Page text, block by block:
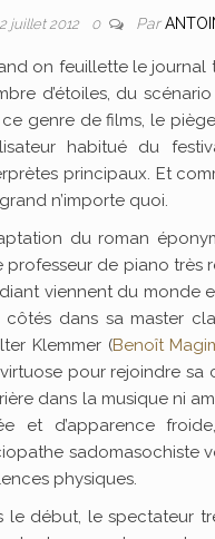
juillet 2012 0 Par
on feuillette le
d’étoiles, du
genre de films, le
habitué du
principaux. Et
n’importe quoi.
du roman
professeur de piano très
viennent du monde
côtés dans sa master
Klemmer (Benoît
pour rejoindre sa
dans la musique ni
et d’apparence
sadomasochiste
physiques.
le début, le spectateur